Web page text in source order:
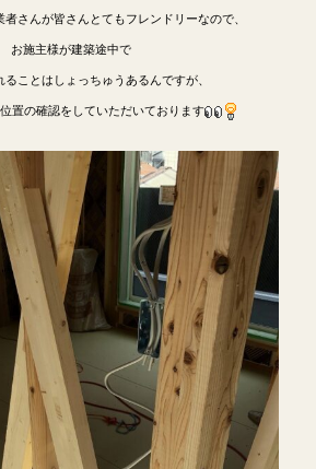
さんが皆さんとてもフレンドリーなので、
お施主様が建築途中で
ことはしょっちゅうあるんですが、
置の確認をしていただいております